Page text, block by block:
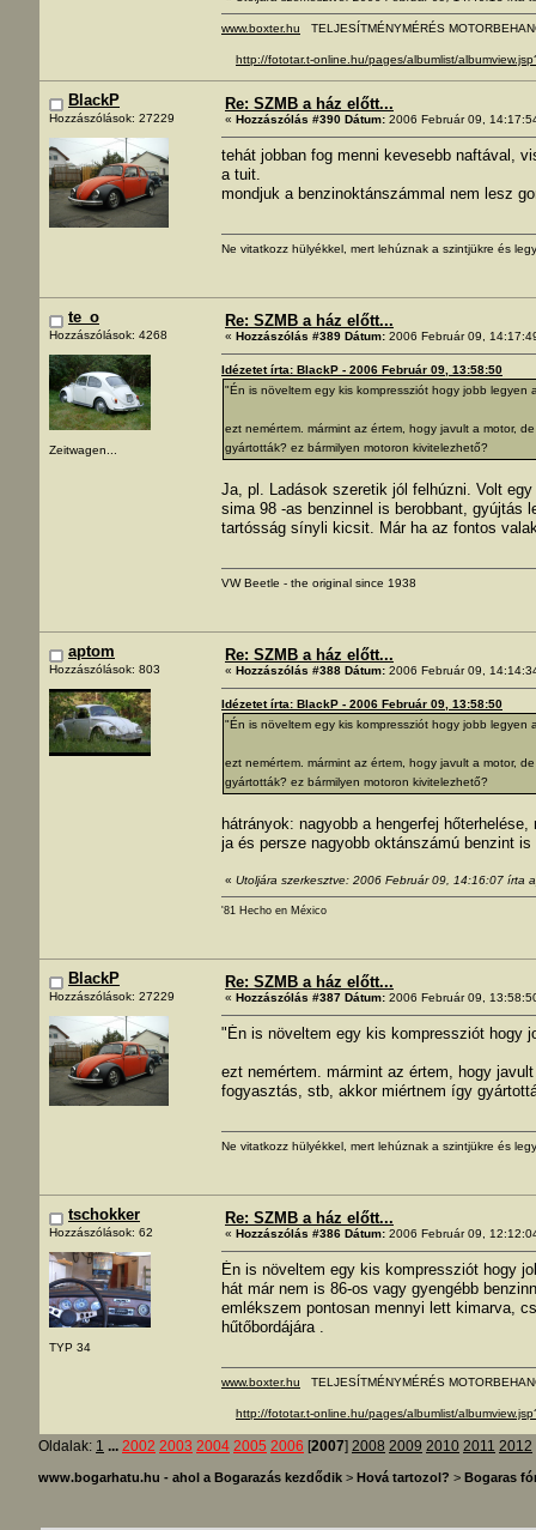
www.boxter.hu TELJESÍTMÉNYMÉRÉS
http://fototar.t-online.hu/pages/albumlist/
BlackP
Hozzászólások: 27229
Re: SZMB a ház előtt...
« Hozzászólás #390 Dátum: 2006 Február 09,
tehát jobban fog menni kevesebb naftával,
a tuit.
mondjuk a benzinoktánszámmal nem lesz
Ne vitatkozz hülyékkel, mert lehúznak a szintjükre és
te_o
Hozzászólások: 4268
Zeitwagen...
Re: SZMB a ház előtt...
« Hozzászólás #389 Dátum: 2006 Február 09,
Idézetet írta: BlackP - 2006 Február 09, 13:58:50
"Én is növeltem egy kis kompressziót hogy jobb
ezt nemértem. mármint az értem, hogy javult a motor,
gyártották? ez bármilyen motoron kivitelezhető?
Ja, pl. Ladások szeretik jól felhúzni. Volt
sima 98 -as benzinnel is berobbant, gyújtás
tartósság sínyli kicsit. Már ha az fontos
VW Beetle - the original since 1938
aptom
Hozzászólások: 803
Re: SZMB a ház előtt...
« Hozzászólás #388 Dátum: 2006 Február 09,
Idézetet írta: BlackP - 2006 Február 09, 13:58:50
"Én is növeltem egy kis kompressziót hogy jobb
ezt nemértem. mármint az értem, hogy javult a motor,
gyártották? ez bármilyen motoron kivitelezhető?
hátrányok: nagyobb a hengerfej
ja és persze nagyobb oktánszámú benzint is
« Utoljára szerkesztve: 2006 Február 09, 14:16:07 írta
'81 Hecho en México
BlackP
Hozzászólások: 27229
Re: SZMB a ház előtt...
« Hozzászólás #387 Dátum: 2006 Február 09,
"Én is növeltem egy kis kompressziót hogy
ezt nemértem. mármint az értem, hogy
fogyasztás, stb, akkor miértnem így
Ne vitatkozz hülyékkel, mert lehúznak a szintjükre és
tschokker
Hozzászólások: 62
TYP 34
Re: SZMB a ház előtt...
« Hozzászólás #386 Dátum: 2006 Február 09,
Én is növeltem egy kis kompressziót hogy
hát már nem is 86-os vagy gyengébb
emlékszem pontosan mennyi lett kimarva,
hűtőbordájára .
www.boxter.hu TELJESÍTMÉNYMÉRÉS
http://fototar.t-online.hu/pages/albumlist/
Oldalak: 1 ... 2002 2003 2004 2005 2006 [2007] 2008 2009 2010 2011 2012
www.bogarhatu.hu - ahol a Bogarazás kezdődik > Hová tartozol? > Bogaras